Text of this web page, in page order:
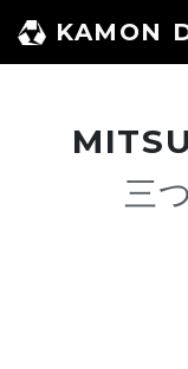
ン
KAMON
三